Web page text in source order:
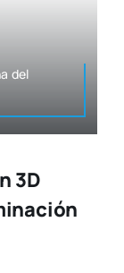
del
3D